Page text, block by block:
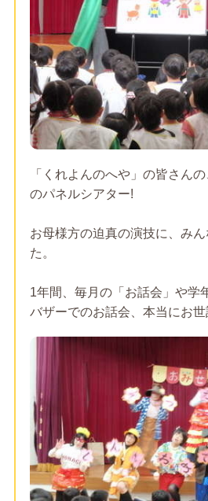
「くれよんのへや」の皆さん
のパネルシアター!
お母様方の迫真の演技に、み
た。
1年間、毎月の「お話会」や学
バザーでのお話会、本当にお世